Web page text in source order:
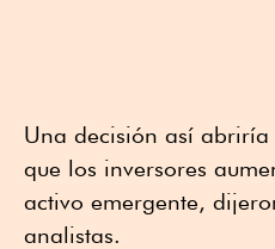
Una decisión así
que los inversores
activo emergente,
analistas.